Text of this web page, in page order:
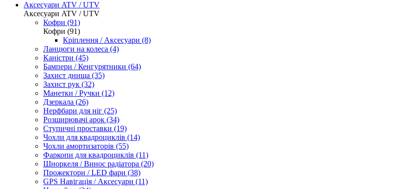
Аксесуари ATV / UTV
Аксесуари ATV / UTV
Кофри (91)
Кофри (91)
Кріплення / Аксесуари (8)
Ланцюги на колеса (4)
Каністри (45)
Бампери / Кенгурятники (64)
Захист днища (35)
Захист рук (32)
Манетки / Ручки (12)
Дзеркала (26)
Нерфбари для ніг (25)
Розширювачі арок (34)
Ступичні проставки (19)
Чохли для квадроциклів (14)
Чохли амортизаторів (55)
Фаркопи для квадроциклів (11)
Шноркеля / Винос радіатора (20)
Прожектори / LED фари (38)
GPS Навігація / Аксесуари (11)